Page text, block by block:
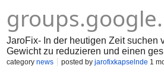
JaroFix- In der heutigen Zeit suchen
Gewicht zu reduzieren und einen
gehören zu den Produkten, die in
category news posted by jarofixkapselnde 1